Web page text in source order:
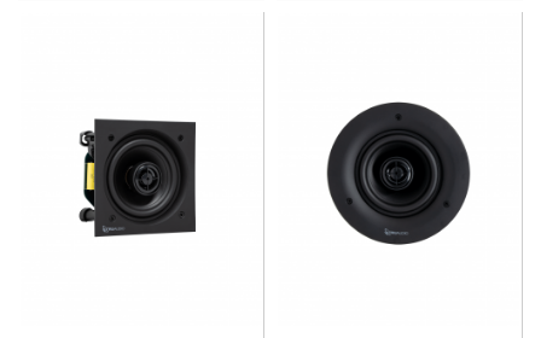
50W@8Ω
Grille carrée
LFR
50W@8Ω
Grille ronde
Profondeur : 79mm